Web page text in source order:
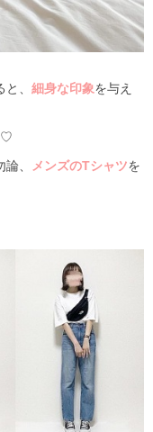
、 細身な印象を与え
、
メンズのTシャツを